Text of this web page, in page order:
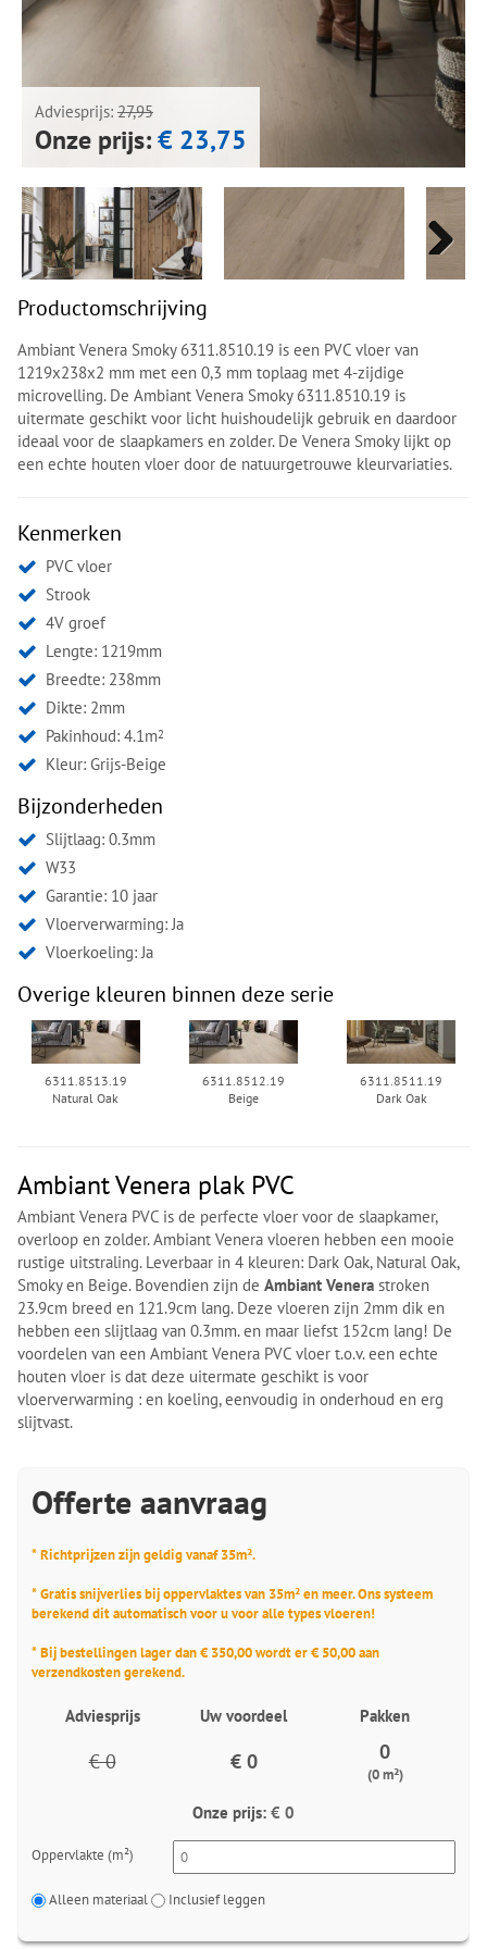
Adviesprijs: 27,95
Onze prijs:€ 23,75
Next
Next
Productomschrijving
Ambiant Venera Smoky 6311.8510.19 is een PVC vloer van
1219x238x2 mm met een 0,3 mm toplaag met 4-zijdige
microvelling. De Ambiant Venera Smoky 6311.8510.19 is
uitermate geschikt voor licht huishoudelijk gebruik en daardoor
ideaal voor de slaapkamers en zolder. De Venera Smoky lijkt op
een echte houten vloer door de natuurgetrouwe kleurvariaties.
Kenmerken
PVC vloer
Strook
4V groef
Lengte: 1219mm
Breedte: 238mm
Dikte: 2mm
Pakinhoud: 4.1m2
Kleur: Grijs-Beige
Bijzonderheden
Slijtlaag: 0.3mm
W33
Garantie: 10 jaar
Vloerverwarming: Ja
Vloerkoeling: Ja
Overige kleuren binnen deze serie
6311.8513.19
Natural Oak
6311.8512.19
Beige
6311.8511.19
Dark Oak
Ambiant Venera plak PVC
Ambiant Venera PVC is de perfecte vloer voor de slaapkamer,
overloop en zolder. Ambiant Venera vloeren hebben een mooie
rustige uitstraling. Leverbaar in 4 kleuren: Dark Oak, Natural Oak,
Smoky en Beige. Bovendien zijn de Ambiant Venera stroken
23.9cm breed en 121.9cm lang. Deze vloeren zijn 2mm dik en
hebben een slijtlaag van 0.3mm. en maar liefst 152cm lang! De
voordelen van een Ambiant Venera PVC vloer t.o.v. een echte
houten vloer is dat deze uitermate geschikt is voor
vloerverwarming : en koeling, eenvoudig in onderhoud en erg
slijtvast.
Offerte aanvraag
* Richtprijzen zijn geldig vanaf 35m².
* Gratis snijverlies bij oppervlaktes van 35m² en meer. Ons systeem
berekend dit automatisch voor u voor alle types vloeren!
* Bij bestellingen lager dan € 350,00 wordt er € 50,00 aan
verzendkosten gerekend.
Adviesprijs Uw voordeel Pakken
€ 0 € 0 0
(0 m²)
Onze prijs: € 0
Oppervlakte (m²)
Alleen materiaal Inclusief leggen